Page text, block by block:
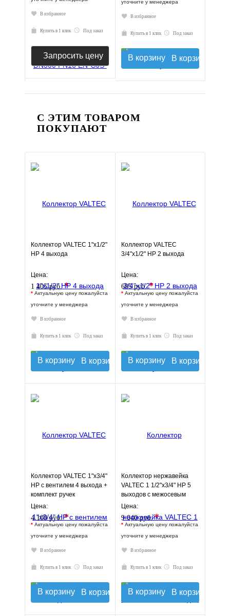
В избранное
Купить в 1 клик Под заказ
Запросить цену
уточните у менеджера
В избранное
Купить в 1 клик Под заказ
В корзину
С ЭТИМ ТОВАРОМ
ПОКУПАЮТ
Коллектор VALTEC 1"х1/2"
НР 4 выхода
Цена:
1 405 руб.*
* Актуальную цену пожалуйста
уточните у менеджера
В избранное
Купить в 1 клик Под заказ
В корзину
Коллектор VALTEC
3/4"х1/2" НР 2 выхода
Цена:
685 руб.*
* Актуальную цену пожалуйста
уточните у менеджера
В избранное
Купить в 1 клик Под заказ
В корзину
Коллектор VALTEC 1"х3/4"
НР с вентилем 4 выхода +
комплект ручек
Цена:
4 100 руб.*
* Актуальную цену пожалуйста
уточните у менеджера
В избранное
Купить в 1 клик Под заказ
В корзину
Коллектор нержавейка
VALTEC 1 1/2"х3/4" НР 5
выходов с межосевым
расстоянием выходов
Цена:
9 040 руб.*
* Актуальную цену пожалуйста
уточните у менеджера
В избранное
Купить в 1 клик Под заказ
В корзину